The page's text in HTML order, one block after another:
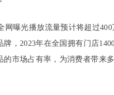
曝光播放流量预计将超过
，2023年在全国拥有门店
市场占有率，为消费者带来